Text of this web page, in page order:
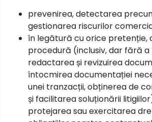
prevenirea, detectarea
gestionarea riscurilor
în legătură cu orice pretenție,
procedură (inclusiv, dar fără a
redactarea și revizuirea
întocmirea documentației
unei tranzacții, obținerea de
și facilitarea soluționării
protejarea sau exercitarea